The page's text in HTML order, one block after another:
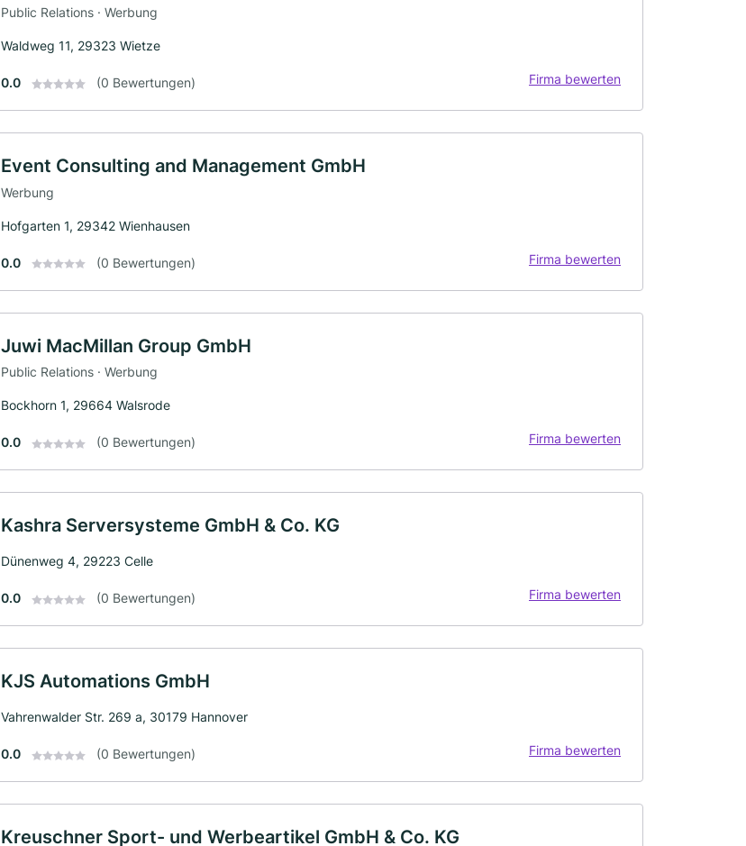
Public Relations · Werbung
Waldweg 11, 29323 Wietze
0.0 (0 Bewertungen) Firma bewerten
Event Consulting and Management GmbH
Werbung
Hofgarten 1, 29342 Wienhausen
0.0 (0 Bewertungen) Firma bewerten
Juwi MacMillan Group GmbH
Public Relations · Werbung
Bockhorn 1, 29664 Walsrode
0.0 (0 Bewertungen) Firma bewerten
Kashra Serversysteme GmbH & Co. KG
Dünenweg 4, 29223 Celle
0.0 (0 Bewertungen) Firma bewerten
KJS Automations GmbH
Vahrenwalder Str. 269 a, 30179 Hannover
0.0 (0 Bewertungen) Firma bewerten
Kreuschner Sport- und Werbeartikel GmbH & Co. KG